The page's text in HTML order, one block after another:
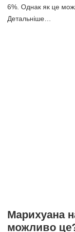
6%. Однак як це
Детальніше…
Марихуана
можливо